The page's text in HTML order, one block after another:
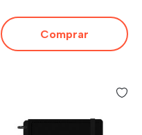
Comprar